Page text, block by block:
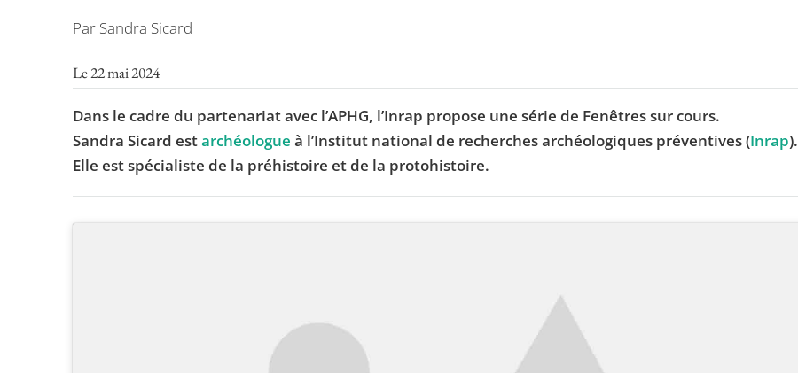
Par Sandra Sicard
Le 22 mai 2024
Dans le cadre du partenariat avec l’APHG, l’Inrap propose une série de Fenêtres sur cours.
Sandra Sicard estarchéologue à l’Institut national de recherches archéologiques préventives (Inrap).
Elle est spécialiste de la préhistoire et de la protohistoire.